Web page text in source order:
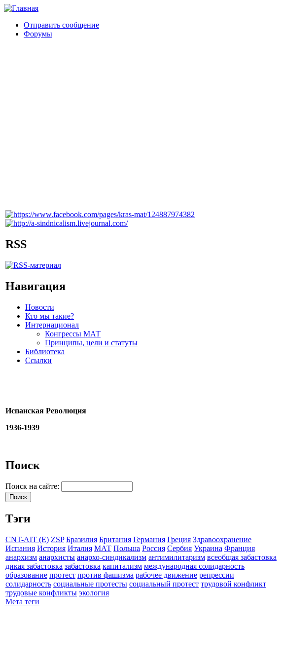
Отправить сообщение
Форумы
RSS
Навигация
Новости
Кто мы такие?
Интернационал
Конгрессы МАТ
Принципы, цели и статуты
Библиотека
Ссылки
Испанская Революция
1936-1939
Поиск
Поиск на сайте:
Тэги
CNT-AIT (E) ZSP Бразилия Британия Германия Греция Здравоохранение
Испания История Италия МАТ Польша Россия Сербия Украина Франция
анархизм анархисты анархо-синдикализм антимилитаризм всеобщая забастовка
дикая забастовка забастовка капитализм международная солидарность
образование протест против фашизма рабочее движение репрессии
солидарность социальные протесты социальный протест трудовой конфликт
трудовые конфликты экология
Мета теги